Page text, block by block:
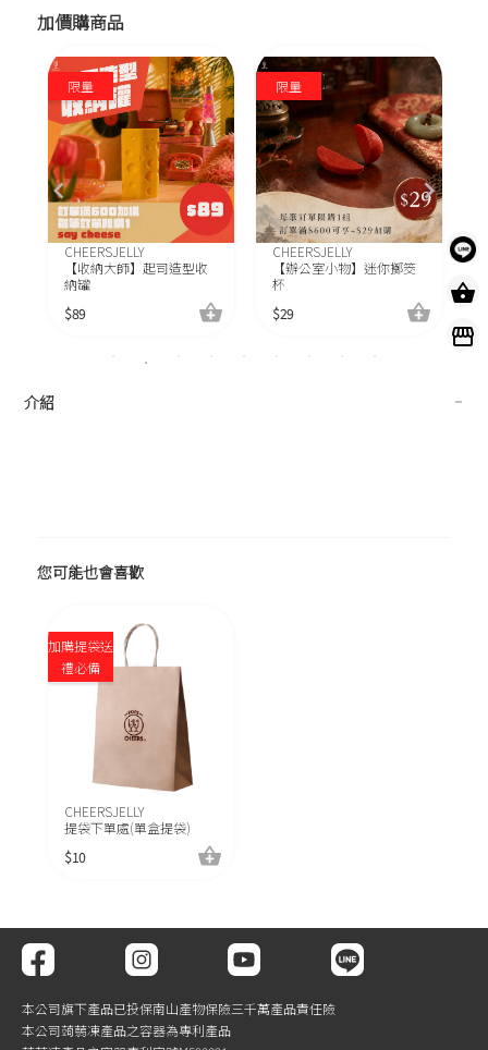
加價購商品
限量
CHEERSJELLY
【收納大師】起司造型收
納罐
$89
限量
CHEERSJELLY
【辦公室小物】迷你擲筊
杯
$29
介紹
您可能也會喜歡
加購提袋送
禮必備
CHEERSJELLY
提袋下單處(單盒提袋)
$10
本公司旗下產品已投保南山產物保險三千萬產品責任險
本公司蒟蒻凍產品之容器為專利產品